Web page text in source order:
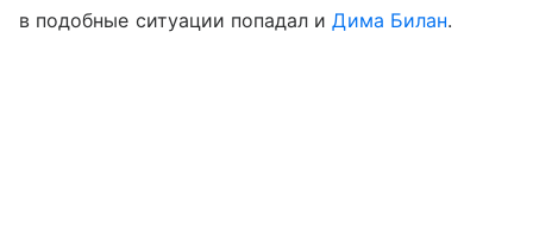
в подобные ситуации попадал иДима Билан.